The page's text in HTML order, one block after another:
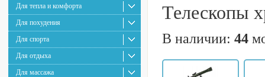
Для тепла и комфорта
Для похудения
Для спорта
Для отдыха
Для массажа
Телескопы
В наличии: 44